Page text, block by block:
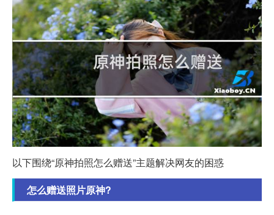
以下围绕“原神拍照怎么赠送”主题解决网友的困惑
怎么赠送照片原神?